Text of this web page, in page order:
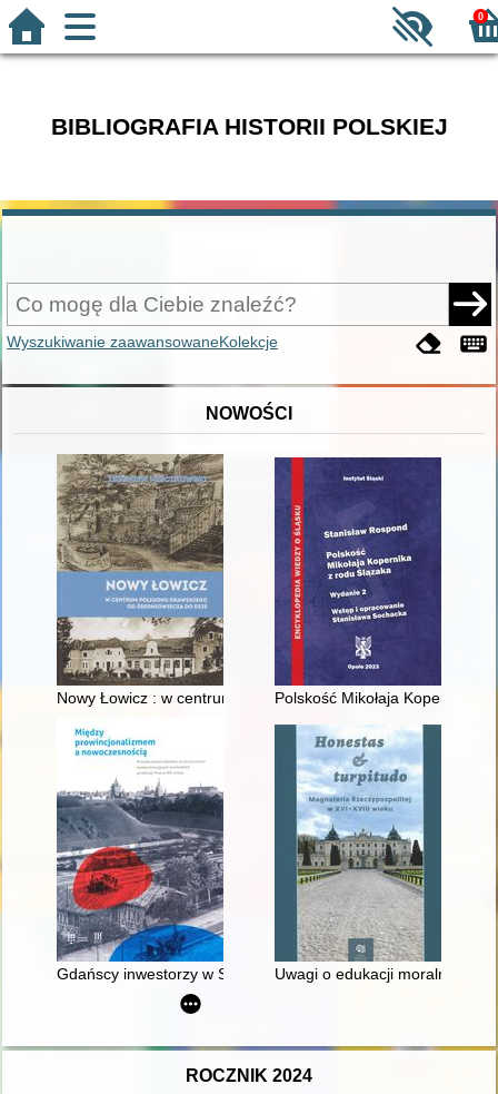
0
BIBLIOGRAFIA HISTORII POLSKIEJ
Wyszukiwanie zaawansowaneKolekcje
NOWOŚCI
Nowy Łowicz : w centrum poligonu drawskiego od
Polskość Mikołaja Kopernika z
Gdańscy inwestorzy w Sopocie : prestiż finansowy i
Uwagi o edukacji moralnej
ROCZNIK 2024